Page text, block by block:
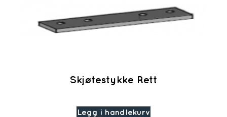
Skjøtestykke Rett
Legg i handlekurv